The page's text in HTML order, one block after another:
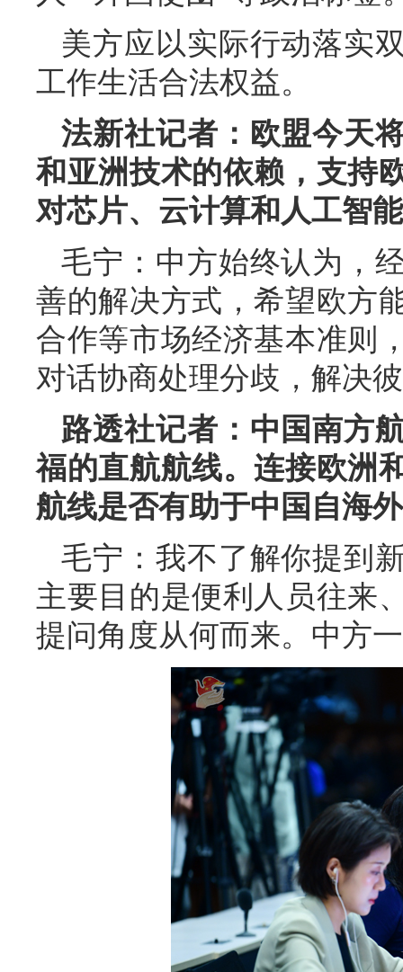
美方应以实际行动落实
工作生活合法权益。
法新社记者：欧盟今天
和亚洲技术的依赖，支持
对芯片、云计算和人工智
毛宁：中方始终认为，
善的解决方式，希望欧方
合作等市场经济基本准则
对话协商处理分歧，解决
路透社记者：中国南方
福的直航航线。连接欧洲
航线是否有助于中国自海
毛宁：我不了解你提到
主要目的是便利人员往来
提问角度从何而来。中方